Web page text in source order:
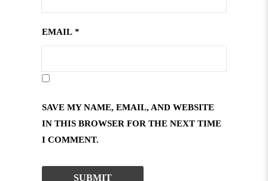
EMAIL *
SAVE MY NAME, EMAIL, AND WEBSITE
IN THIS BROWSER FOR THE NEXT TIME
I COMMENT.